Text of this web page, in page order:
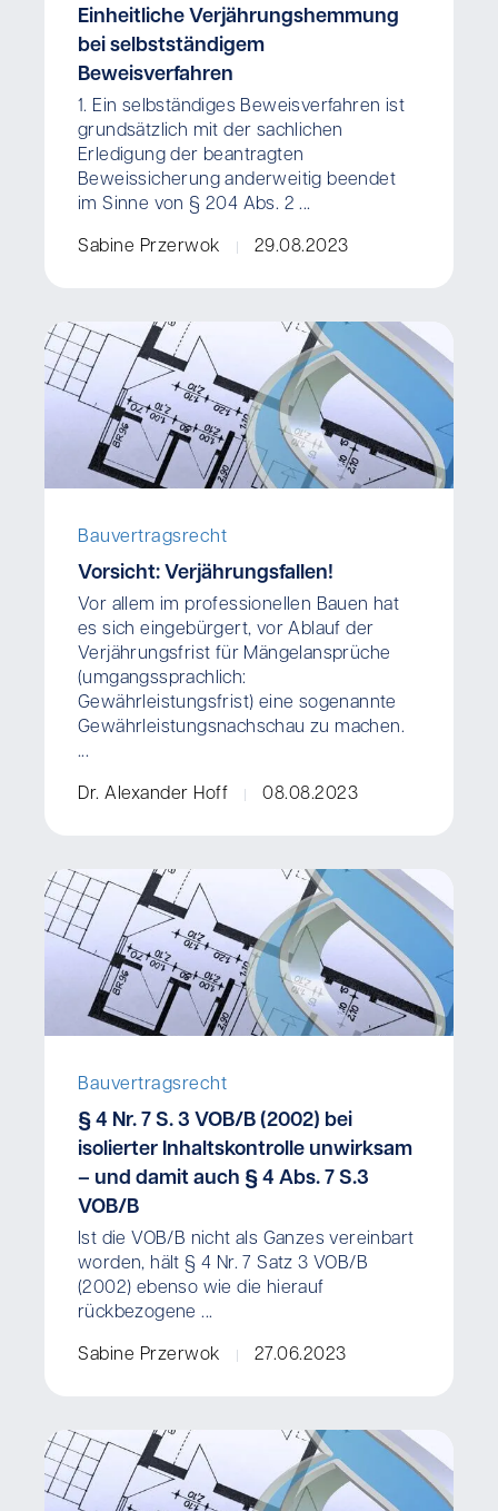
Einheitliche Verjährungshemmung
bei selbstständigem
Beweisverfahren
1. Ein selbständiges Beweisverfahren ist
grundsätzlich mit der sachlichen
Erledigung der beantragten
Beweissicherung anderweitig beendet
im Sinne von § 204 Abs. 2 ...
Sabine Przerwok 29.08.2023
Bauvertragsrecht
Vorsicht: Verjährungsfallen!
Vor allem im professionellen Bauen hat
es sich eingebürgert, vor Ablauf der
Verjährungsfrist für Mängelansprüche
(umgangssprachlich:
Gewährleistungsfrist) eine sogenannte
Gewährleistungsnachschau zu machen.
...
Dr. Alexander Hoff 08.08.2023
Bauvertragsrecht
§ 4 Nr. 7 S. 3 VOB/B (2002) bei
isolierter Inhaltskontrolle unwirksam
– und damit auch § 4 Abs. 7 S.3
VOB/B
Ist die VOB/B nicht als Ganzes vereinbart
worden, hält § 4 Nr. 7 Satz 3 VOB/B
(2002) ebenso wie die hierauf
rückbezogene ...
Sabine Przerwok 27.06.2023